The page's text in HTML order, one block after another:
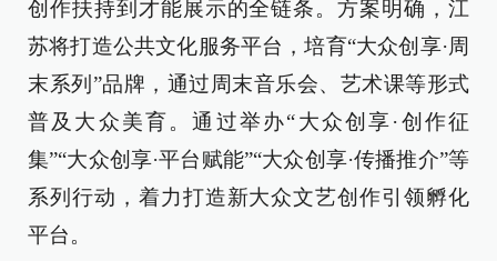
创作扶持到才能展示的全链条。方案明确，江
苏将打造公共文化服务平台，培育“大众创享·周
末系列”品牌，通过周末音乐会、艺术课等形式
普及大众美育。通过举办“大众创享·创作征
集”“大众创享·平台赋能”“大众创享·传播推介”等
系列行动，着力打造新大众文艺创作引领孵化
平台。